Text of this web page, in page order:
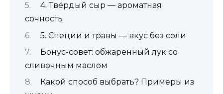
4. Твёрдый сыр — ароматная
сочность
5. Специи и травы — вкус без соли
Бонус-совет: обжаренный лук со
сливочным маслом
Какой способ выбрать? Примеры из